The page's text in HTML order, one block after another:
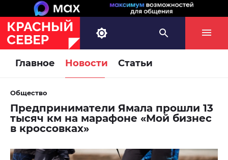
Главное Новости Статьи
Общество
Предприниматели Ямала прошли 13
тысяч км на марафоне «Мой бизнес
в кроссовках»